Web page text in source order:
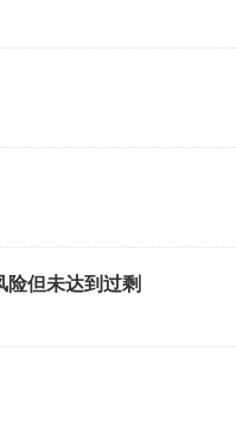
险但未达到过剩